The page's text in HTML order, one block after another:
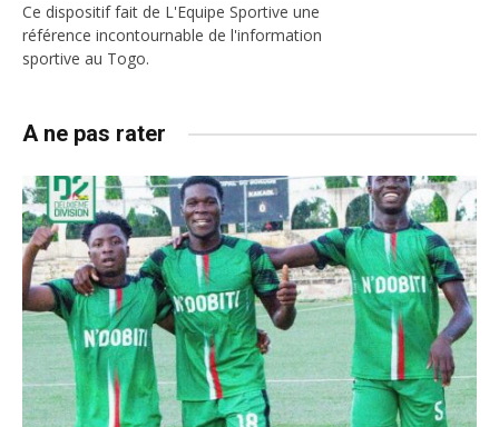
Ce dispositif fait de L'Equipe Sportive une
référence incontournable de l'information
sportive au Togo.
A ne pas rater